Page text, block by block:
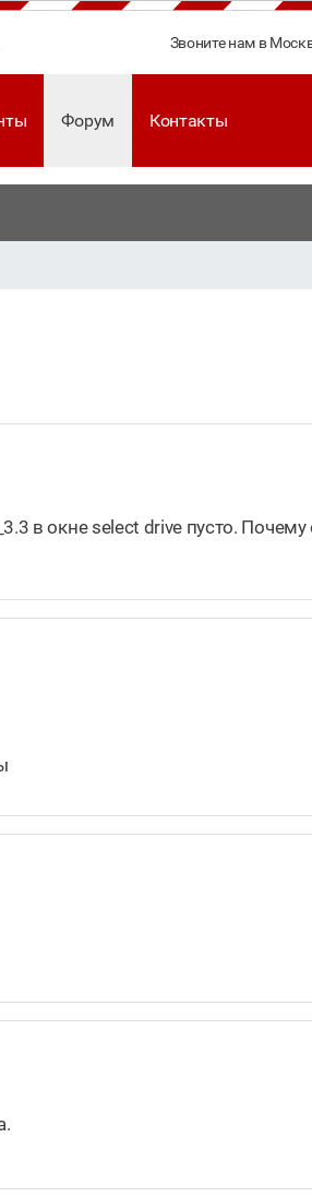
Звоните нам в
Форум Контакты
в окне select drive пусто.